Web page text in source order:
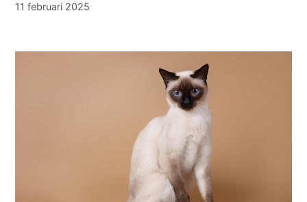
11 februari 2025